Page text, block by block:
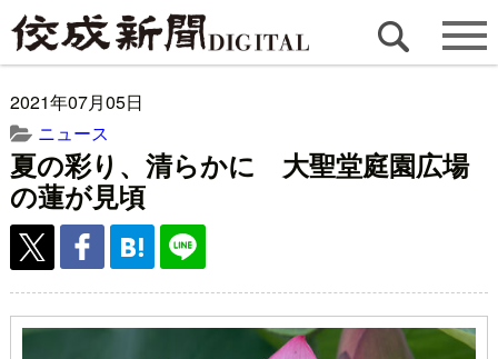
2021年07月05日
ニュース
夏の彩り、清らかに 大聖堂庭園広場
の蓮が見頃